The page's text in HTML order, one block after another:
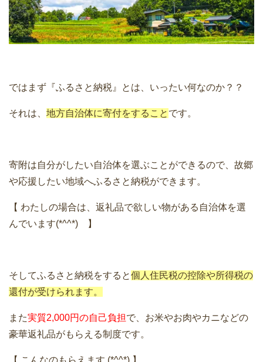
ではまず『ふるさと納税』とは、いったい何なのか？？
それは、 地方自治体に寄付をすること です。
寄附は自分がしたい自治体を選ぶことができるので、故郷
や応援したい地域へふるさと納税ができます。
【 わたしの場合は、返礼品で欲しい物がある自治体を選
んでいます(*^^*) 】
そしてふるさと納税をすると個人住民税の控除や所得税の
還付が受けられます。
また実質2,000円の自己負担で、お米やお肉やカニなどの
豪華返礼品がもらえる制度です。